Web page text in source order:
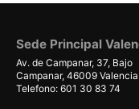
Sede Principal
Av. de Campanar, 37, Bajo
Campanar, 46009 Valencia
Telefono: 601 30 83 74